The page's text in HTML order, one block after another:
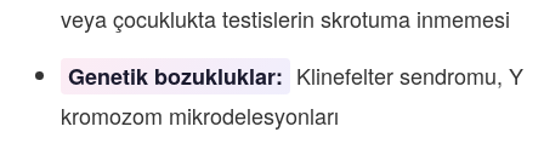
veya çocuklukta testislerin skrotuma inmemesi
Genetik bozukluklar: Klinefelter sendromu, Y
kromozom mikrodelesyonları